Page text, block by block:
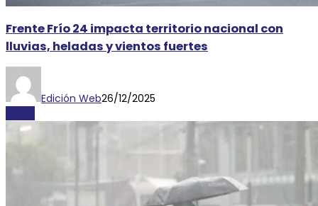
Frente Frío 24 impacta territorio nacional con
lluvias, heladas y vientos fuertes
Edición Web26/12/2025